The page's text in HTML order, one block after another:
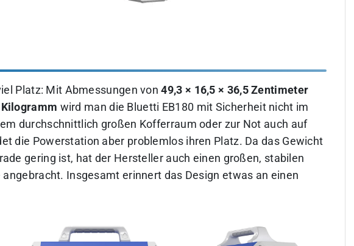
Platz: Mit Abmessungen von49,3 × 16,5 × 36,5 Zentimeter
wird man die Bluetti EB180 mit Sicherheit nicht im
durchschnittlich großen Kofferraum oder zur Not auch auf
die Powerstation aber problemlos ihren Platz. Da das Gewicht
gering ist, hat der Hersteller auch einen großen, stabilen
Insgesamt erinnert das Design etwas an einen